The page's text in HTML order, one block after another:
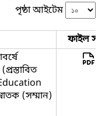
পৃষ্ঠা আইটেম
ফাইল
(সম্মান)